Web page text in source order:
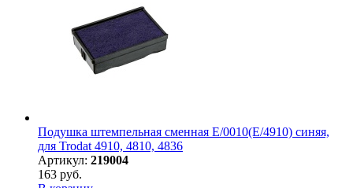
Подушка штемпельная сменная E/0010(E/4910) синяя,
для Trodat 4910, 4810, 4836
Артикул: 219004
163 руб.